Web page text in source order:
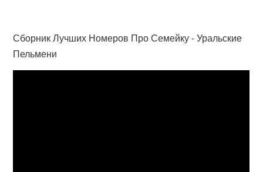
Сборник Лучших Номеров Про Семейку - Уральские
Пельмени